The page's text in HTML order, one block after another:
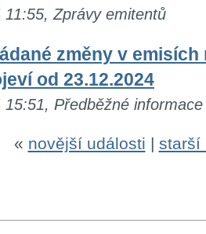
11:55, Zprávy emitentů
změny v emisích
od 23.12.2024
15:51, Předběžné informace
« novější události | starší